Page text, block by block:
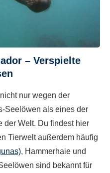
– Verspielte
nur wegen der
Seelöwen als eines der
der Welt. Du findest hier
Tierwelt außerdem häufig
, Hammerhaie und
sind bekannt für